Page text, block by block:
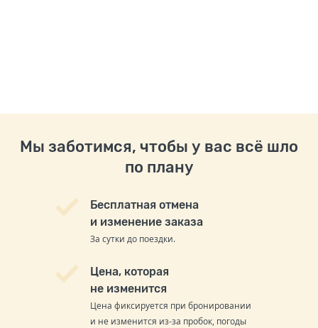
Мы заботимся, чтобы у вас всё шло
по плану
Бесплатная отмена
и изменение заказа
За сутки до поездки.
Цена, которая
не изменится
Цена фиксируется при бронировании
и не изменится из-за пробок, погоды